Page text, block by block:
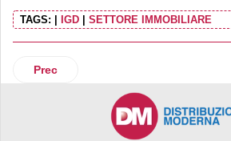
TAGS: IGD SETTORE IMMOBILIARE
Articolo precedente: Promos e
Prec